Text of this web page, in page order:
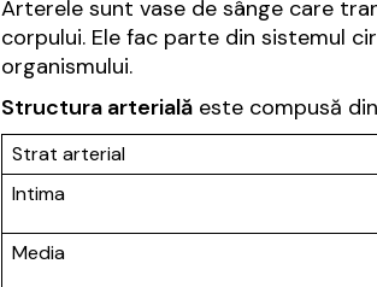
Arterele sunt vase de sânge care
corpului. Ele fac parte din sistemul
organismului.
Structura arterială este compusă
Strat arterial
Intima
Media